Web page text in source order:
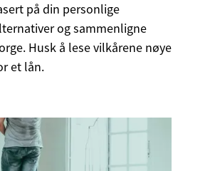
på din personlige
og sammenligne
Husk å lese vilkårene nøye
et lån.